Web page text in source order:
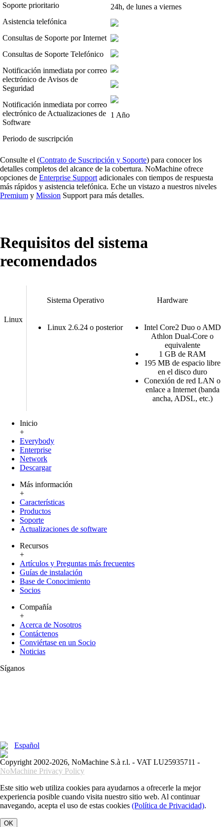
Soporte prioritario
Asistencia telefónica
Consultas de Soporte por Internet
Consultas de Soporte Telefónico
Notificación inmediata por correo
electrónico de Avisos de
Seguridad
Notificación inmediata por correo
electrónico de Actualizaciones de
Software
Periodo de suscripción
24h, de lunes a viernes
1 Año
Consulte el (Contrato de Suscripción y Soporte) para conocer los
detalles completos del alcance de la cobertura. NoMachine ofrece
opciones de Enterprise Supportadicionales con tiempos de respuesta
más rápidos y asistencia telefónica. Eche un vistazo a nuestros niveles
Premium y Mission Support para más detalles.
Requisitos del sistema
recomendados
Sistema Operativo Hardware
Linux
Linux 2.6.24 o posterior
Intel Core2 Duo o AMD
Athlon Dual-Core o
equivalente
1 GB de RAM
195 MB de espacio libre
en el disco duro
Conexión de red LAN o
enlace a Internet (banda
ancha, ADSL, etc.)
Inicio
+
Everybody
Enterprise
Network
Descargar
Más información
+
Características
Productos
Soporte
Actualizaciones de software
Recursos
+
Artículos y Preguntas más frecuentes
Guías de instalación
Base de Conocimiento
Socios
Compañía
+
Acerca de Nosotros
Contáctenos
Conviértase en un Socio
Noticias
Síganos
Español
Copyright 2002-2026, NoMachine S.à r.l. - VAT LU25935711 -
NoMachine Privacy Policy
Este sitio web utiliza cookies para ayudarnos a ofrecerle la mejor
experiencia posible cuando visita nuestro sitio web. Al continuar
navegando, acepta el uso de estas cookies (Política de Privacidad).